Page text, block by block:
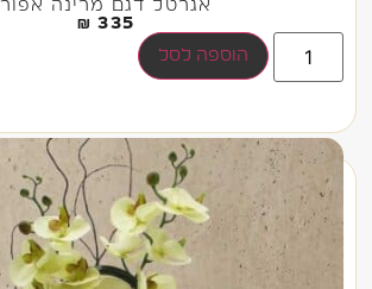
אגרטל דגם מרינה אפור
335
₪
הוספה לסל